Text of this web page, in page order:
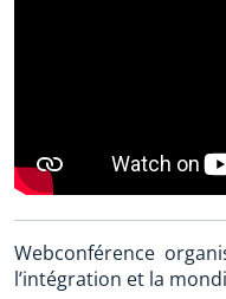
Webconférence
l’intégration et la